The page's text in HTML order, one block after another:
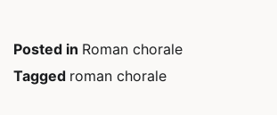
Posted in Roman chorale
Tagged roman chorale